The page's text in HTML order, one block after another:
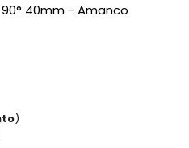
40mm - Amanco
)